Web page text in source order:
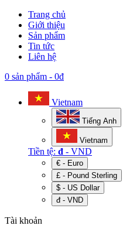
Trang chủ
Giới thiệu
Sản phẩm
Tin tức
Liên hệ
0 sản phẩm - 0đ
Vietnam
Tiếng Anh
Vietnam
Tiền tệ: đ - VND
€ - Euro
£ - Pound Sterling
$ - US Dollar
đ - VND
Tài khoản